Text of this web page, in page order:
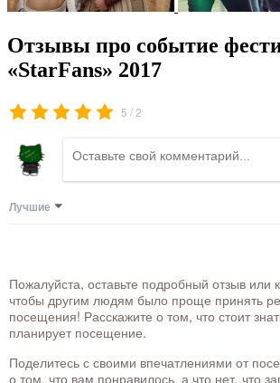
Отзывы про событие
«StarFans» 2017
5 /2
Лучшие
Пожалуйста, оставьте подробный отзыв или
чтобы другим людям было проще принять
посещения! Расскажите о том, что стоит
планирует посещение.
Поделитесь с своими впечатлениями от
о том, что вам понравилось, а что нет, что